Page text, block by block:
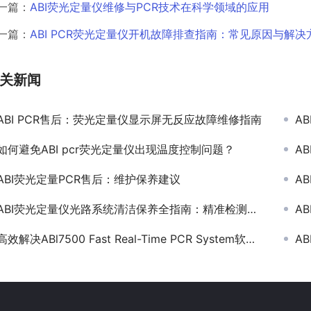
篇： ABI荧光定量仪维修与PCR技术在科学领域的应用
篇： ABI PCR荧光定量仪开机故障排查指南：常见原因与解决
新闻
PCR售后：荧光定量仪显示屏无反应故障维修指南
何避免ABI pcr荧光定量仪出现温度控制问题？
荧光定量PCR售后：维护保养建议
荧光定量仪光路系统清洁保养全指南：精准检测的核心维护技巧
效解决ABl7500 Fast Real-Time PCR System软件故障的终极指南